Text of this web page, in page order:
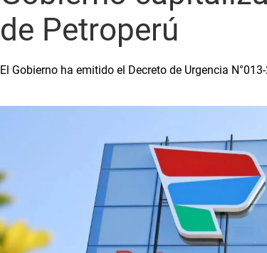
de Petroperú
El Gobierno ha emitido el Decreto de Urgencia